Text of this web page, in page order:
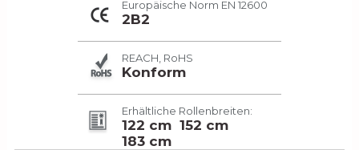
Europäische Norm EN 12600
2B2
REACH, RoHS
Konform
Erhältliche Rollenbreiten:
122 cm 152 cm
183 cm